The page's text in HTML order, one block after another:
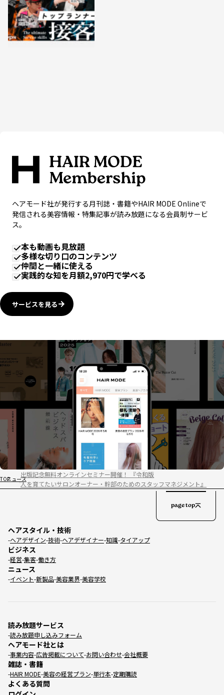
ヘアモード社が発行する月刊誌・書籍やHAIR MODE Onlineで
発信される美容情報・特集記事が読み放題になる会員制サービ
ス。
本も動画も見放題
多様な切り口のコンテンツ
仲間と一緒に使える
実践的な知を月額2,970円で学べる
サービスを見る
TOPニュース
出版記念無料オンラインセミナー開催！ 『令和版
人を育てたいサロンオーナー・幹部のためのスタッフマネジメント』
ヘアスタイル・技術
ヘアデザイン 技術 ヘアデザイナー 知識 タイアップ
ビジネス
経営 集客 働き方
ニュース
イベント 新製品 美容業界 美容学校
読み放題サービス
読み放題申し込みフォーム
ヘアモード社とは
事業内容 広告掲載について お問い合わせ 会社概要
雑誌・書籍
HAIR MODE 美容の経営プラン 単行本 定期購読
よくある質問
page top